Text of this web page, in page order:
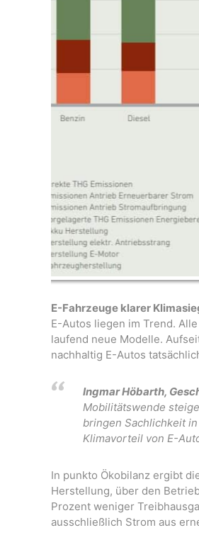
E-Fahrzeuge klarer
E-Autos liegen im Trend.
laufend neue Modelle.
nachhaltig E-Autos
Ingmar Höbarth,
Mobilitätswende
bringen Sachlichkeit
Klimavorteil von E-
In punkto Ökobilanz ergibt
Herstellung, über den
Prozent weniger
ausschließlich Strom aus